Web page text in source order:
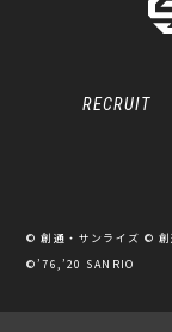
RECRUIT
© 創通・サンライズ ©
©’76,’20 SANRIO